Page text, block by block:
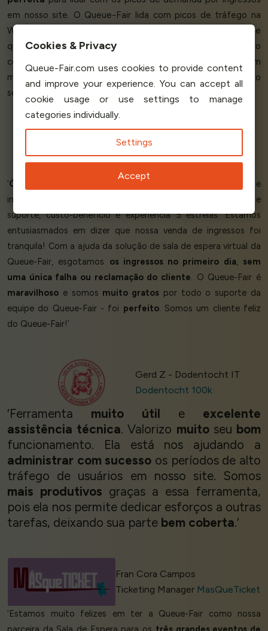
em nosso site. O Queue-Fair lida com picos de tráfego na
Web, ajuda a
e permite
que nossos clientes vejam facilmente que estão sendo
colocados na fila de forma justa. Nossos clientes podem
monitorar o progresso da fila em tempo real. O produto e o
serviço da Queue-Fair
Robin W - Organiser
Rock The Joint
‘Ótimo produto, funciona perfeitamente
. Fácil instalação e
integração, excelentes relatórios, ótima comunicação e
suporte, custo-benefício e experiência 5 estrelas. Estamos
entusiasmados em dizer que nossa venda de ingressos foi
tranquila! Com a ajuda da solução de sala de espera virtual da
Queue-Fair, esgotamos os ingressos no primeiro dia, sem
uma única falha ou reclamação do cliente. O Queue-Fair é
maravilhoso e somos muito gratos por todo o suporte da
equipe do Queue-Fair - foi perfeito. Somos um cliente feliz
do Queue-Fair!’
Gerd Z - Dodentocht IT
Dodentocht 100k
‘Ferramenta muito útil e excelente
assistência técnica. Valorizo muitoseu bom
funcionamento. Ela está nos ajudando a
administrar com sucesso os períodos de alto
tráfego de usuários em nosso site. Somos
mais produtivos graças a essa ferramenta,
pois ela nos permite dedicar esforços a outras
tarefas, deixando sua parte bem coberta.’
Fran Cora Campos
Ticketing Manager MasQueTicket
‘Estamos muito felizes em ter a Queue-Fair como nossa
Cookies & Privacy
Queue-Fair.com uses cookies to provide content
and improve your experience. You can accept all
cookie usage or use settings to manage
categories individually.
Settings
Accept